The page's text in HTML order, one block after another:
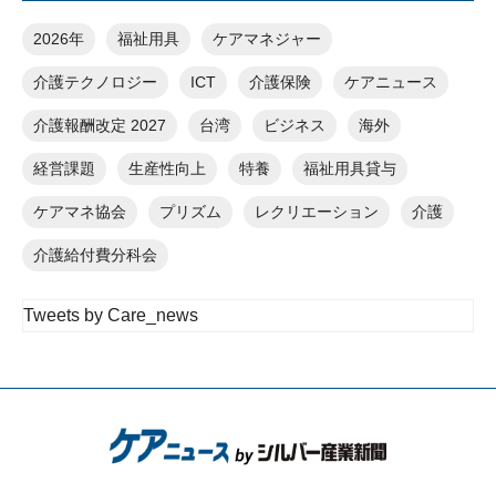
2026年 福祉用具 ケアマネジャー
介護テクノロジー ICT 介護保険 ケアニュース
介護報酬改定 2027 台湾 ビジネス 海外
経営課題 生産性向上 特養 福祉用具貸与
ケアマネ協会 プリズム レクリエーション 介護
介護給付費分科会
Tweets by Care_news